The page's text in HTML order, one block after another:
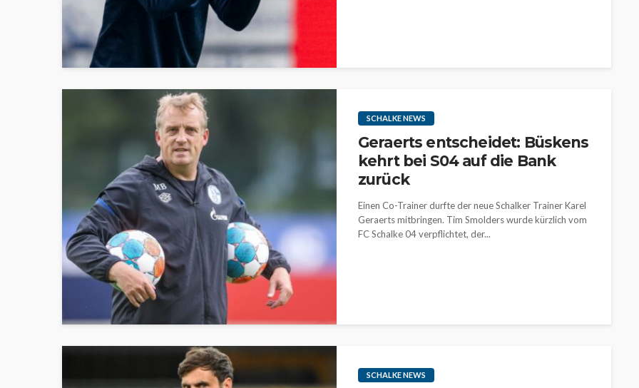
SCHALKE NEWS
Geraerts entscheidet: Büskens
kehrt bei S04 auf die Bank
zurück
Einen Co-Trainer durfte der neue Schalker Trainer Karel
Geraerts mitbringen. Tim Smolders wurde kürzlich vom
FC Schalke 04 verpflichtet, der...
SCHALKE NEWS